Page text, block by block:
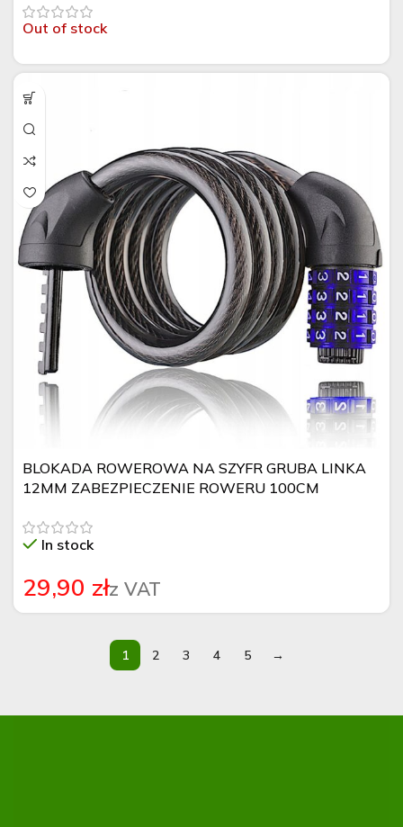
Out of stock
BLOKADA ROWEROWA NA SZYFR GRUBA LINKA
12MM ZABEZPIECZENIE ROWERU 100CM
In stock
zł
1 2 3 4 5 →